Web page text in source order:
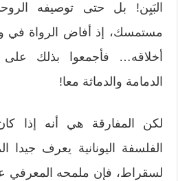
البَيِن! بل حتى توصيفه
مستمسك، إذ أفاض الرواة
أخلاقه… فأجمعوا بذلك
الدمامة والدماثة معا!
لكن المفارقة هي أنه إذا
الفلسفة اليونانية يعرف جيدا
لسقراط، فإن ملمحه المعرفي